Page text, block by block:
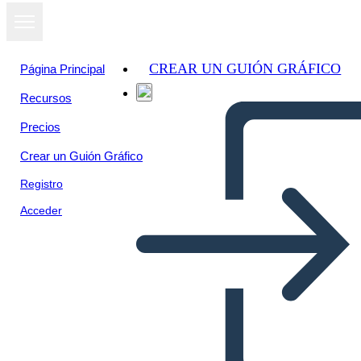
Página Principal
Recursos
Precios
Crear un Guión Gráfico
Registro
Acceder
CREAR UN GUIÓN GRÁFICO